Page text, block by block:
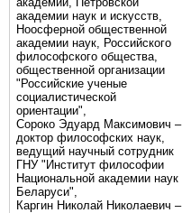
академии наук и искусств,
Ноосферной общественной
академии наук, Российского
философского общества,
общественной организации
"Российские ученые
социалистической
ориентации",
Сороко Эдуард Максимович –
доктор философских наук,
ведущий научный сотрудник
ГНУ "Институт философии
Национальной академии наук
Беларуси",
Каргин Николай Николаевич –